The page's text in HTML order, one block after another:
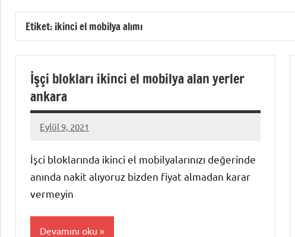
Etiket: ikinci el mobilya alımı
İşçi blokları ikinci el mobilya alan yerler
ankara
Eylül 9, 2021
Mustafa
İşci bloklarında ikinci el mobilyalarınızı değerinde
anında nakit alıyoruz bizden fiyat almadan karar
vermeyin
Devamını oku